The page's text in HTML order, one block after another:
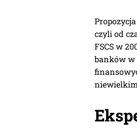
czyli od
FSCS w
banków w